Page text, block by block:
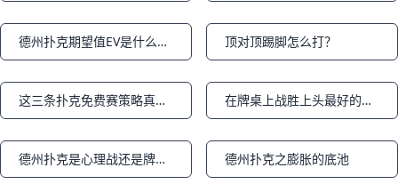
Notifications 德州扑克期望值EV是什么意思？期望值EV怎么计算？期望值EV公式是什么？ Notifications
顶对顶踢脚怎么打？
Notifications 这三条扑克免费赛策略真的没用，但你肯定都用过 Notifications 在牌桌上战胜上头最好的办法是什么？
Notifications 德州扑克是心理战还是牌理战？ Notifications
德州扑克之膨胀的底池